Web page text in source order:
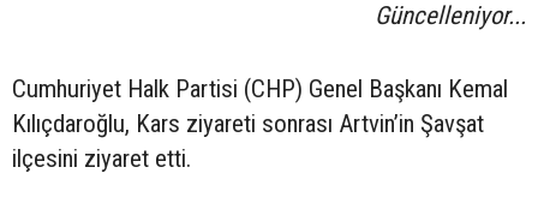
Güncelleniyor...
Cumhuriyet Halk Partisi (CHP) Genel Başkanı Kemal
Kılıçdaroğlu, Kars ziyareti sonrası Artvin’in Şavşat
ilçesini ziyaret etti.